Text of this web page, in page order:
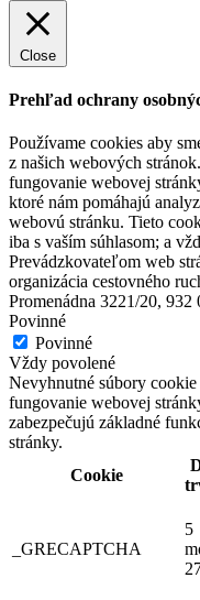
Turistické atrakcie
Close
Prehľad ochrany
Používame cookies aby
z našich webových
fungovanie webovej
ktoré nám pomáhajú
webovú stránku. Tieto
iba s vaším súhlasom; a
Prevádzkovateľom web
organizácia cestovného
Promenádna 3221/20,
Povinné
Povinné
Vždy povolené
Nevyhnutné súbory cookie
fungovanie webovej
zabezpečujú základné
stránky.
Cookie
_GRECAPTCHA
5